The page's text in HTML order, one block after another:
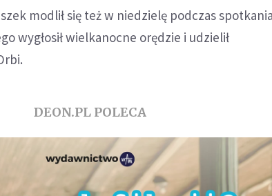
modlił się też w niedzielę podczas
wygłosił wielkanocne orędzie i udzielił
DEON.PL POLECA